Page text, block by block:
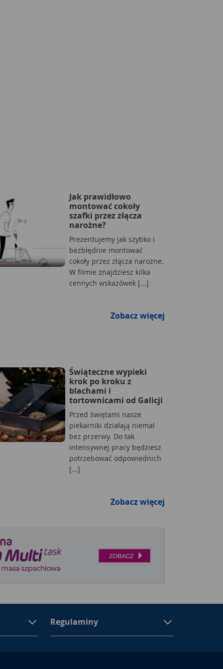
Jak prawidłowo
montować cokoły
szafki przez złącza
narożne?
Prezentujemy jak szybko i
bezbłędnie montować
cokoły przez złącza narożne.
W filmie znajdziesz kilka
cennych wskazówek [...]
Zobacz więcej
Świąteczne wypieki
krok po kroku z
blachami i
tortownicami od Galicji
Przed świętami nasze
piekarniki działają niemal
bez przerwy. Do tak
intensywnej pracy będziesz
potrzebować odpowiednich
[...]
Zobacz więcej
Regulaminy